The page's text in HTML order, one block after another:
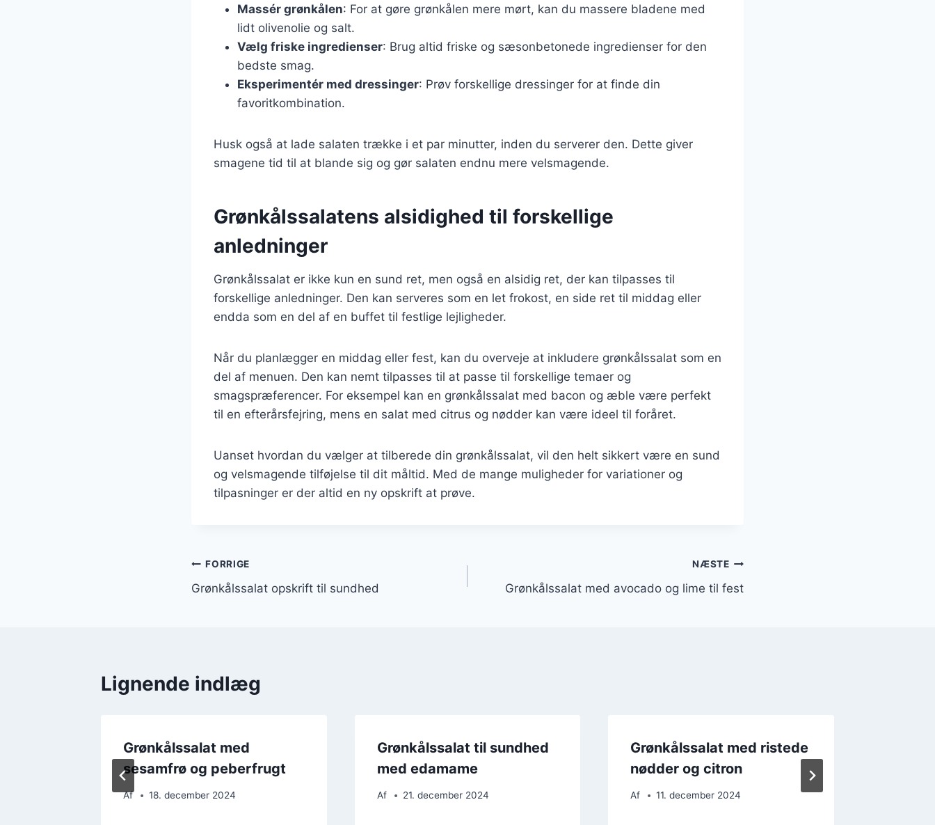
Massér grønkålen: For at gøre grønkålen mere mørt, kan du massere bladene med
lidt olivenolie og salt.
Vælg friske ingredienser: Brug altid friske og sæsonbetonede ingredienser for den
bedste smag.
Eksperimentér med dressinger: Prøv forskellige dressinger for at finde din
favoritkombination.
Husk også at lade salaten trække i et par minutter, inden du serverer den. Dette giver
smagene tid til at blande sig og gør salaten endnu mere velsmagende.
Grønkålssalatens alsidighed til forskellige
anledninger
Grønkålssalat er ikke kun en sund ret, men også en alsidig ret, der kan tilpasses til
forskellige anledninger. Den kan serveres som en let frokost, en side ret til middag eller
endda som en del af en buffet til festlige lejligheder.
Når du planlægger en middag eller fest, kan du overveje at inkludere grønkålssalat som en
del af menuen. Den kan nemt tilpasses til at passe til forskellige temaer og
smagspræferencer. For eksempel kan en grønkålssalat med bacon og æble være perfekt
til en efterårsfejring, mens en salat med citrus og nødder kan være ideel til foråret.
Uanset hvordan du vælger at tilberede din grønkålssalat, vil den helt sikkert være en sund
og velsmagende tilføjelse til dit måltid. Med de mange muligheder for variationer og
tilpasninger er der altid en ny opskrift at prøve.
Indlægsnavigation
FORRIGE
Grønkålssalat opskrift til sundhed
NÆSTE
Grønkålssalat med avocado og lime til fest
Lignende indlæg
Grønkålssalat med
sesamfrø og peberfrugt
Af 18. december 2024
Grønkålssalat til sundhed
med edamame
Af 21. december 2024
Grønkålssalat med ristede
nødder og citron
Af 11. december 2024